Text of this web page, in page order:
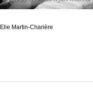
Elie Martin-Charière